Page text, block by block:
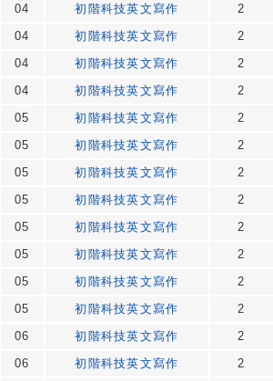
04 初階科技英文寫作 2
04 初階科技英文寫作 2
04 初階科技英文寫作 2
04 初階科技英文寫作 2
05 初階科技英文寫作 2
05 初階科技英文寫作 2
05 初階科技英文寫作 2
05 初階科技英文寫作 2
05 初階科技英文寫作 2
05 初階科技英文寫作 2
05 初階科技英文寫作 2
05 初階科技英文寫作 2
06 初階科技英文寫作 2
06 初階科技英文寫作 2